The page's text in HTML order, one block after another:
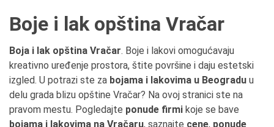
Boje i lak opština Vračar
Boja i lak opština Vračar. Boje i lakovi omogućavaju
kreativno uređenje prostora, štite površine i daju estetski
izgled. U potrazi ste za bojama i lakovima u Beogradu u
delu grada blizu opštine Vračar? Na ovoj stranici ste na
pravom mestu. Pogledajte ponude firmi koje se bave
bojama i lakovima na Vračaru, saznajte cene, ponude